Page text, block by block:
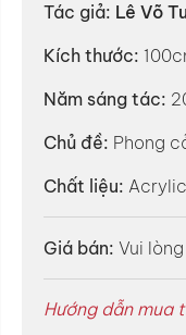
Tác giả: Lê Võ
Kích thước:
Năm sáng tác:
Chủ đề: Phong
Chất liệu: Acrylic
Giá bán: Vui
Hướng dẫn mua